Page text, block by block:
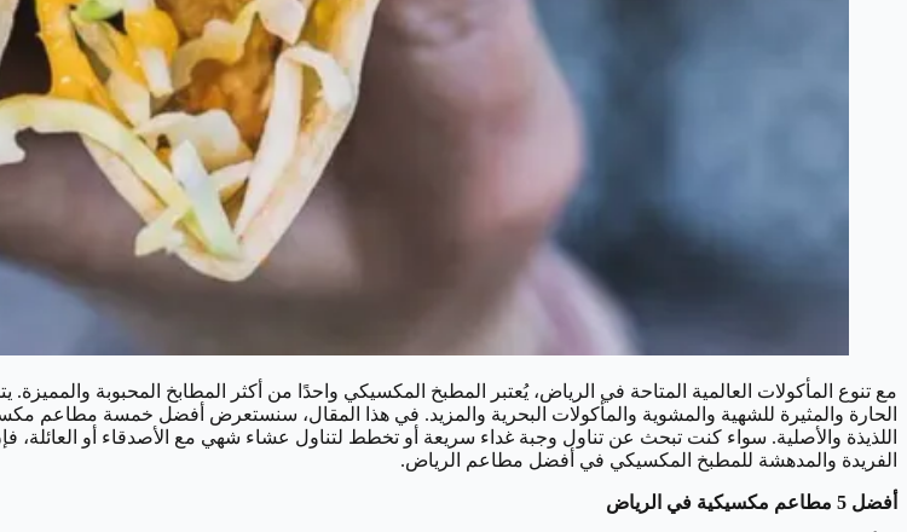
مع تنوع المأكولات العالمية المتاحة في الرياض، يُعتبر المطبخ المكسيكي واحدًا من أكثر المطابخ المحبوبة والمميزة.
الحارة والمثيرة للشهية والمشوية والمأكولات البحرية والمزيد. في هذا المقال، سنستعرض أفضل خمسة مطاعم
اللذيذة والأصلية. سواء كنت تبحث عن تناول وجبة غداء سريعة أو تخطط لتناول عشاء شهي مع الأصدقاء أو
الفريدة والمدهشة للمطبخ المكسيكي في أفضل مطاعم الرياض.
أفضل 5 مطاعم مكسيكية في الرياض